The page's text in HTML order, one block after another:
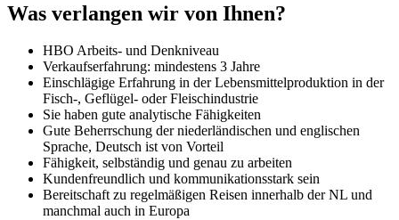
Was verlangen wir von Ihnen?
HBO Arbeits- und Denkniveau
Verkaufserfahrung: mindestens 3 Jahre
Einschlägige Erfahrung in der Lebensmittelproduktion in der
Fisch-, Geflügel- oder Fleischindustrie
Sie haben gute analytische Fähigkeiten
Gute Beherrschung der niederländischen und englischen
Sprache, Deutsch ist von Vorteil
Fähigkeit, selbständig und genau zu arbeiten
Kundenfreundlich und kommunikationsstark sein
Bereitschaft zu regelmäßigen Reisen innerhalb der NL und
manchmal auch in Europa